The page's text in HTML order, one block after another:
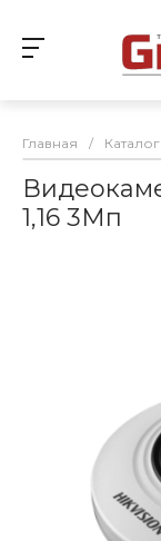
Главная /
1,16 3Мп